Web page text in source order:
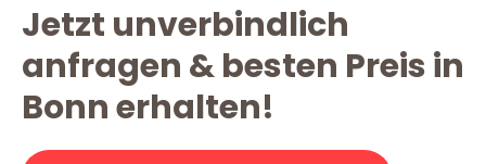
Jetzt unverbindlich
anfragen & besten Preis in
Bonn erhalten!